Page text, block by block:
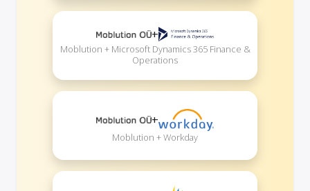
+
Moblution + Microsoft Dynamics 365 Finance &
Operations
+
Moblution + Workday